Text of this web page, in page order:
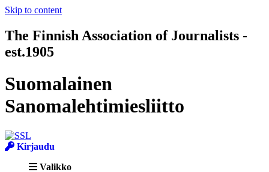
Skip to content
The Finnish Association of Journalists -
est.1905
Suomalainen
Sanomalehtimiesliitto
Kirjaudu
Valikko